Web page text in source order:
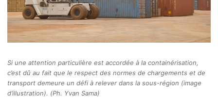
Si une attention particulière est accordée à la containérisation,
c’est dû au fait que le respect des normes de chargements et de
transport demeure un défi à relever dans la sous-région (image
d’illustration). (Ph. Yvan Sama)